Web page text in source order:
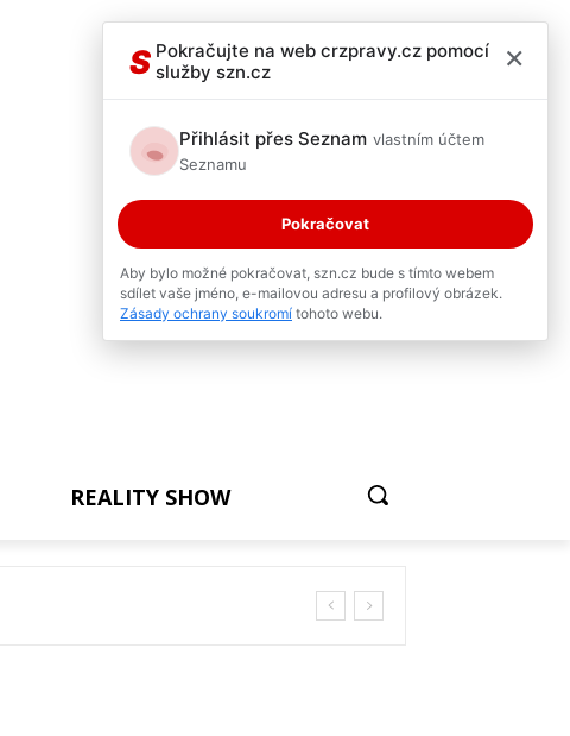
REALITY SHOW
S Pokračujte na web crzpravy.cz pomocí
služby szn.cz
×
Přihlásit přes Seznam vlastním účtem
Seznamu
Pokračovat
Aby bylo možné pokračovat, szn.cz bude s tímto webem
sdílet vaše jméno, e-mailovou adresu a profilový obrázek.
Zásady ochrany soukromí tohoto webu.